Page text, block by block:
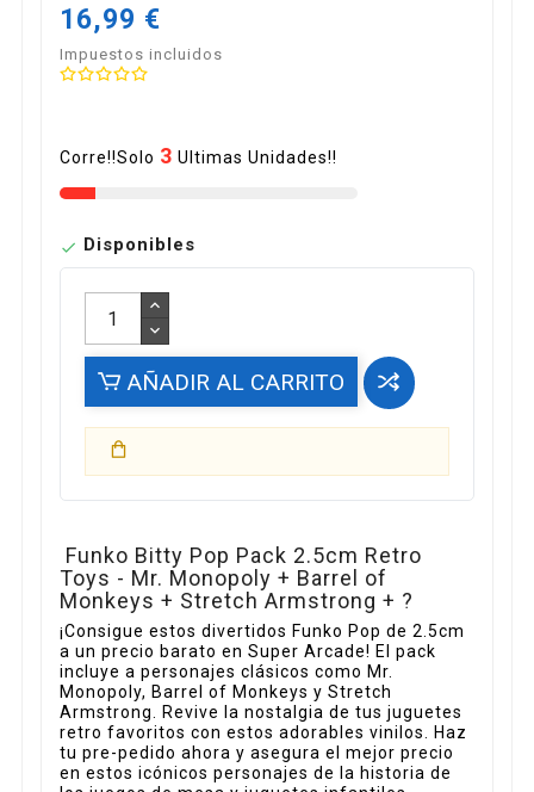
16,99 €
Impuestos incluidos
Corre!!Solo 3 Ultimas Unidades!!
 Disponibles
AÑADIR AL CARRITO
Funko Bitty Pop Pack 2.5cm Retro
Toys - Mr. Monopoly + Barrel of
Monkeys + Stretch Armstrong + ?
¡Consigue estos divertidos Funko Pop de 2.5cm
a un precio barato en Super Arcade! El pack
incluye a personajes clásicos como Mr.
Monopoly, Barrel of Monkeys y Stretch
Armstrong. Revive la nostalgia de tus juguetes
retro favoritos con estos adorables vinilos. Haz
tu pre-pedido ahora y asegura el mejor precio
en estos icónicos personajes de la historia de